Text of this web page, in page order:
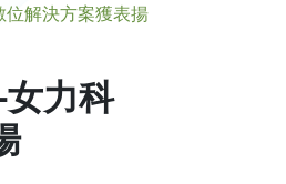
解決方案獲表揚
力科